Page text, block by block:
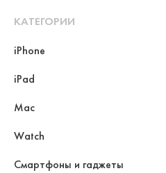
КАТЕГОРИИ
iPhone
iPad
Mac
Watch
Смартфоны и гаджеты